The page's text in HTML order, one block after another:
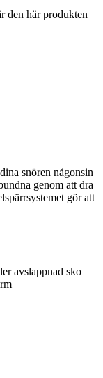
den här produkten
snören någonsin
genom att dra
gör att
avslappnad sko